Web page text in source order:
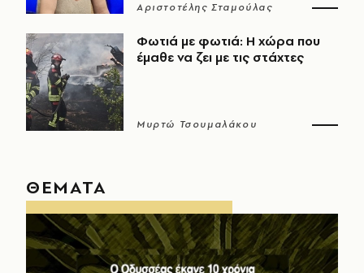
Αριστοτέλης Σταμούλας
Φωτιά με φωτιά: Η χώρα που
έμαθε να ζει με τις στάχτες
Μυρτώ Τσουμαλάκου
ΘΕΜΑΤΑ